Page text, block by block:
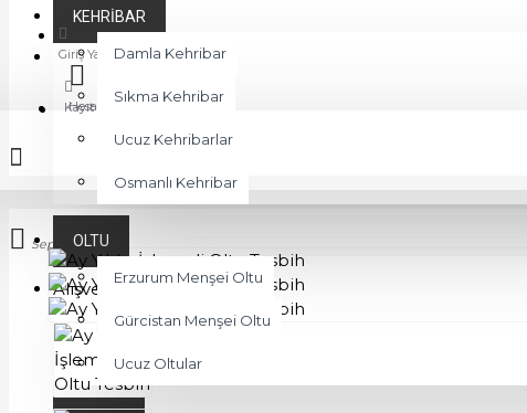
Favoriler
Hesabım
Sepetim
Alışveriş sepetiniz boş!
KEHRIBAR
Damla Kehribar
Sıkma Kehribar
Ucuz Kehribarlar
Osmanlı Kehribar
OLTU
Erzurum Menşei Oltu
Gürcistan Menşei Oltu
Ucuz Oltular
Giriş Yap
Kayıt Ol